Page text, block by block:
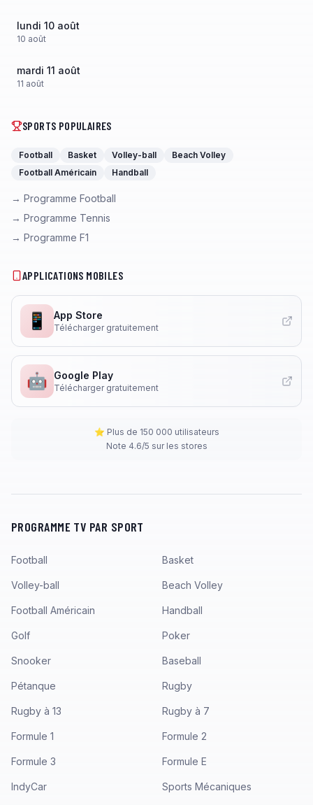
lundi 10 août
10 août
mardi 11 août
11 août
SPORTS POPULAIRES
Football Basket Volley-ball
Beach Volley
Football Américain
Handball
→ Programme Football
→ Programme Tennis
→ Programme F1
APPLICATIONS MOBILES
📱 App Store
Télécharger gratuitement
🤖 Google Play
Télécharger gratuitement
⭐ Plus de 150 000 utilisateurs
Note 4.6/5 sur les stores
PROGRAMME TV PAR SPORT
Football Basket
Volley-ball Beach Volley
Football Américain Handball
Golf Poker
Snooker Baseball
Pétanque Rugby
Rugby à 13 Rugby à 7
Formule 1 Formule 2
Formule 3 Formule E
IndyCar Sports Mécaniques